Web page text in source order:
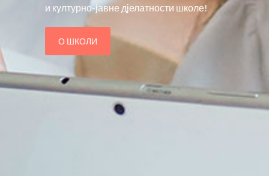
и културно-јавне дјелатности школе!
О ШКОЛИ